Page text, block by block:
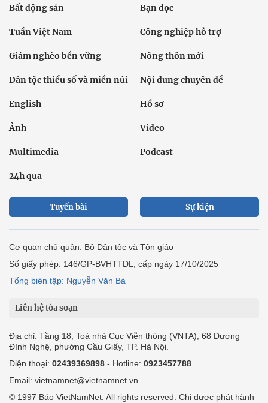
Bất động sản Bạn đọc
Tuần Việt Nam Công nghiệp hỗ trợ
Giảm nghèo bền vững Nông thôn mới
Dân tộc thiểu số và miền núi Nội dung chuyên đề
English Hồ sơ
Ảnh Video
Multimedia Podcast
24h qua
Tuyến bài Sự kiện
Cơ quan chủ quản: Bộ Dân tộc và Tôn giáo
Số giấy phép: 146/GP-BVHTTDL, cấp ngày 17/10/2025
Tổng biên tập: Nguyễn Văn Bá
Liên hệ tòa soạn
Địa chỉ: Tầng 18, Toà nhà Cục Viễn thông (VNTA), 68 Dương
Đình Nghệ, phường Cầu Giấy, TP. Hà Nội.
Điện thoại: 02439369898 - Hotline: 0923457788
Email: vietnamnet@vietnamnet.vn
© 1997 Báo VietNamNet. All rights reserved. Chỉ được phát hành